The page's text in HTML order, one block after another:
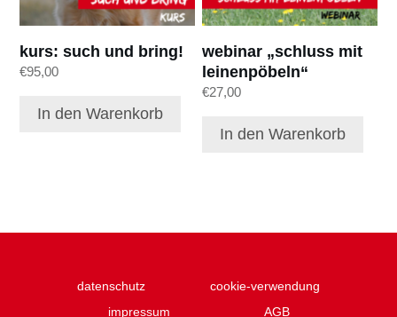
kurs: such und bring!
€95,00
In den Warenkorb
webinar „schluss mit
leinenpöbeln“
€27,00
In den Warenkorb
datenschutz
cookie-verwendung
impressum
AGB